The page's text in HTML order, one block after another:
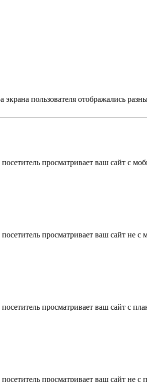
экрана пользователя отображались
просматривает ваш сайт с
просматривает ваш сайт не с
просматривает ваш сайт с
просматривает ваш сайт не с